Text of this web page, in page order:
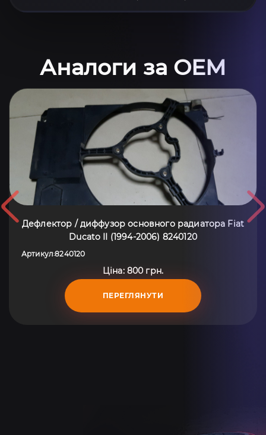
Аналоги за OEM
Дефлектор / диффузор основного радиатора Fiat
Ducato II (1994-2006) 8240120
Артикул:8240120
Ціна: 800 грн.
ПЕРЕГЛЯНУТИ